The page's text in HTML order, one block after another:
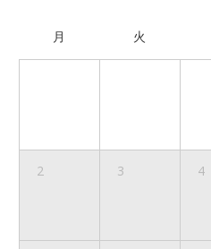
月 火
2 3 4